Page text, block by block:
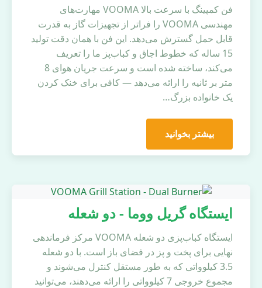
فن کمپینگ با سرعت بالا VOOMA مهارت‌های
مهندسی VOOMA را فراتر از تجهیزات گاز به قدرت
قابل حمل گسترش می‌دهد. این فن با همان دقت تولید
15 ساله که خطوط اجاق و کباب‌پز ما را تعریف
می‌کند، ساخته شده است و سرعت جریان هوای 8
متر بر ثانیه را ارائه می‌دهد — کافی برای خنک کردن
یک خانواده بزرگ…
بیشتر بخوانید
ایستگاه گریل ووما - دو شعله
ایستگاه کباب‌پزی دو شعله VOOMA مرکز فرماندهی
نهایی برای پخت و پز در فضای باز است. با دو شعله
3.5 کیلوواتی که به طور مستقل کنترل می‌شوند و
مجموع خروجی 7 کیلوواتی را ارائه می‌دهند، می‌توانید